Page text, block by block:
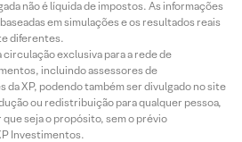
não é líquida de impostos. As informações
em simulações e os resultados reais
diferentes.
exclusiva para a rede de
incluindo assessores de
da XP, podendo também ser divulgado no site
ou redistribuição para qualquer pessoa,
seja o propósito, sem o prévio
Investimentos.